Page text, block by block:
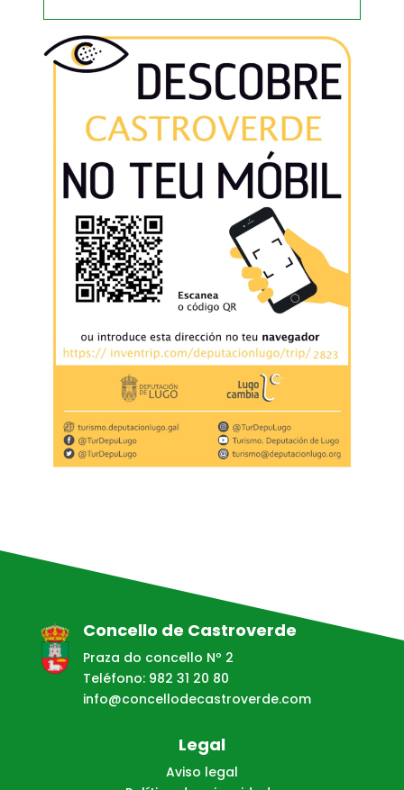
Concello de Castroverde
Praza do concello Nº 2
Teléfono: 982 31 20 80
info@concellodecastroverde.com
Legal
Aviso legal